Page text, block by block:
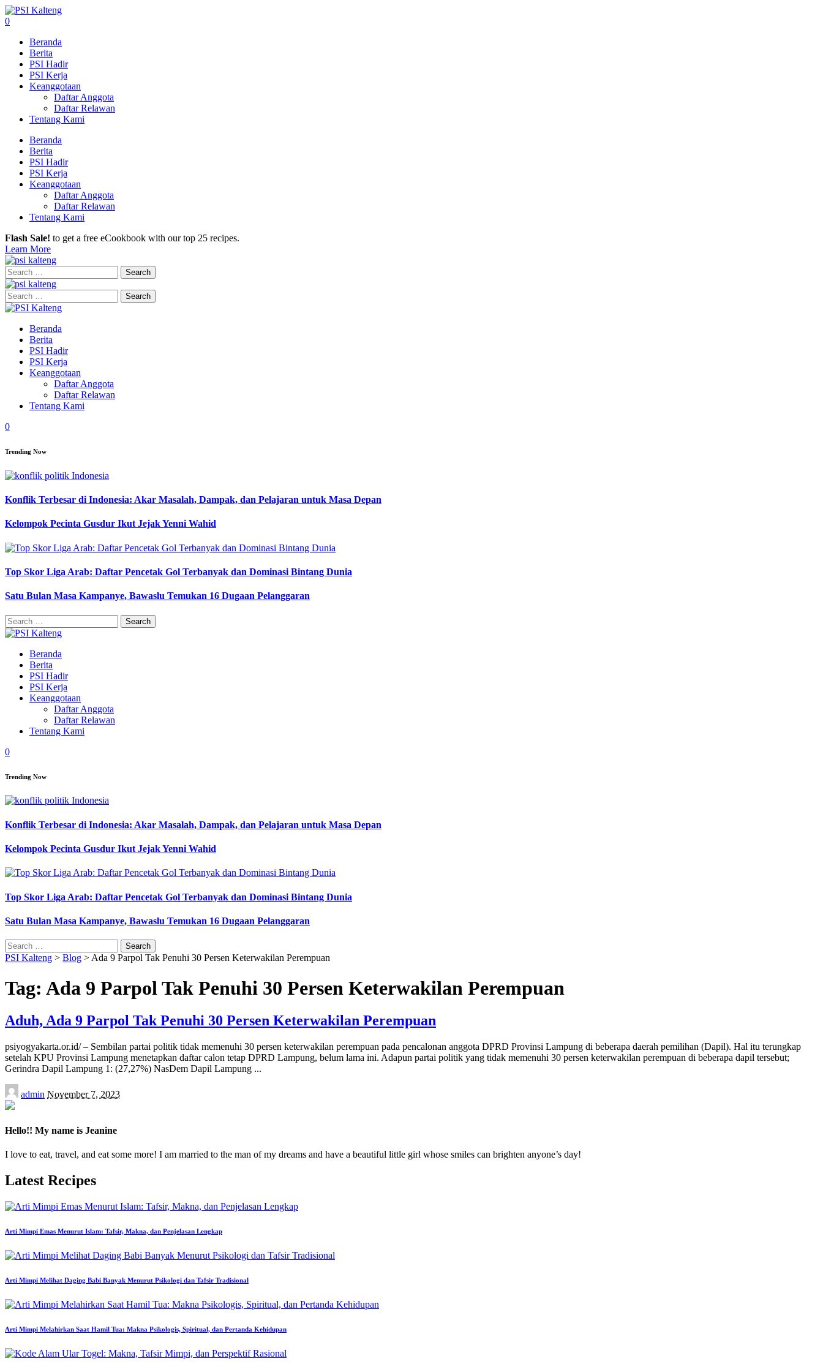
0
Beranda
Berita
PSI Hadir
PSI Kerja
Keanggotaan
Daftar Anggota
Daftar Relawan
Tentang Kami
Beranda
Berita
PSI Hadir
PSI Kerja
Keanggotaan
Daftar Anggota
Daftar Relawan
Tentang Kami
Flash Sale! to get a free eCookbook with our top 25 recipes.
Learn More
Search
for:
Search
for:
Beranda
Berita
PSI Hadir
PSI Kerja
Keanggotaan
Daftar Anggota
Daftar Relawan
Tentang Kami
0
Trending Now
Konflik Terbesar di Indonesia: Akar Masalah, Dampak, dan Pelajaran untuk Masa Depan
Kelompok Pecinta Gusdur Ikut Jejak Yenni Wahid
Top Skor Liga Arab: Daftar Pencetak Gol Terbanyak dan Dominasi Bintang Dunia
Satu Bulan Masa Kampanye, Bawaslu Temukan 16 Dugaan Pelanggaran
Search
for:
Beranda
Berita
PSI Hadir
PSI Kerja
Keanggotaan
Daftar Anggota
Daftar Relawan
Tentang Kami
0
Trending Now
Konflik Terbesar di Indonesia: Akar Masalah, Dampak, dan Pelajaran untuk Masa Depan
Kelompok Pecinta Gusdur Ikut Jejak Yenni Wahid
Top Skor Liga Arab: Daftar Pencetak Gol Terbanyak dan Dominasi Bintang Dunia
Satu Bulan Masa Kampanye, Bawaslu Temukan 16 Dugaan Pelanggaran
Search
for:
PSI Kalteng > Blog > Ada 9 Parpol Tak Penuhi 30 Persen Keterwakilan Perempuan
Tag: Ada 9 Parpol Tak Penuhi 30 Persen Keterwakilan Perempuan
Aduh, Ada 9 Parpol Tak Penuhi 30 Persen Keterwakilan Perempuan
psiyogyakarta.or.id/ – Sembilan partai politik tidak memenuhi 30 persen keterwakilan perempuan pada pencalonan anggota DPRD Provinsi Lampung di beberapa daerah pemilihan (Dapil). Hal itu terungkap
setelah KPU Provinsi Lampung menetapkan daftar calon tetap DPRD Lampung, belum lama ini. Adapun partai politik yang tidak memenuhi 30 persen keterwakilan perempuan di beberapa dapil tersebut;
Gerindra Dapil Lampung 1: (27,27%) NasDem Dapil Lampung ...
Posted
by
admin November 7, 2023
Hello!! My name is Jeanine
I love to eat, travel, and eat some more! I am married to the man of my dreams and have a beautiful little girl whose smiles can brighten anyone’s day!
Latest Recipes
Arti Mimpi Emas Menurut Islam: Tafsir, Makna, dan Penjelasan Lengkap
Arti Mimpi Melihat Daging Babi Banyak Menurut Psikologi dan Tafsir Tradisional
Arti Mimpi Melahirkan Saat Hamil Tua: Makna Psikologis, Spiritual, dan Pertanda Kehidupan